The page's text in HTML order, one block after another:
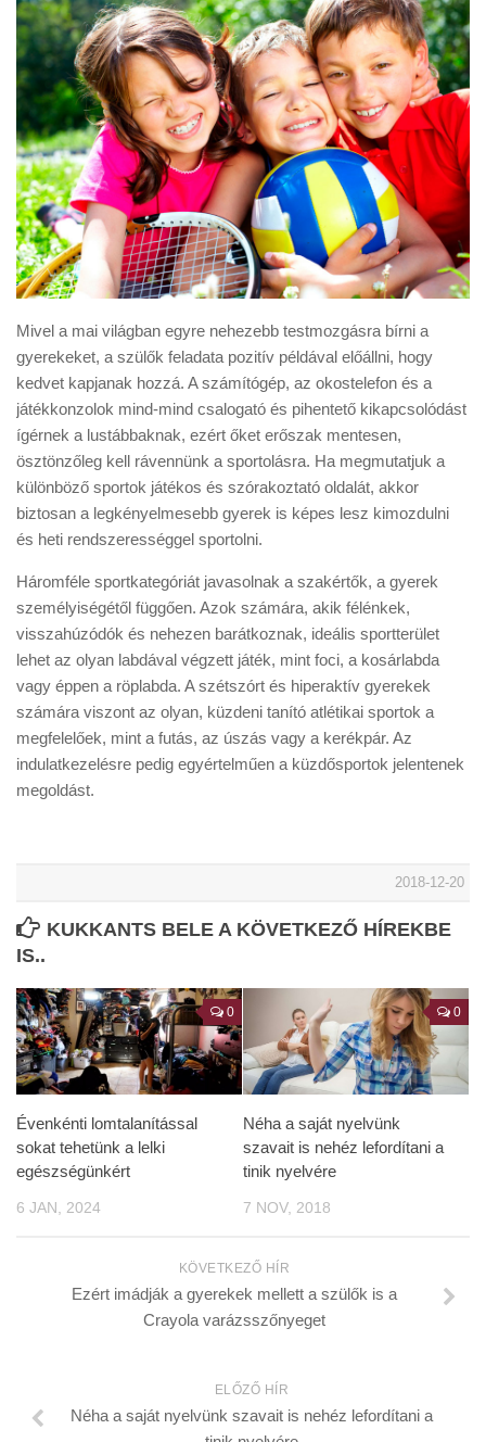
Mivel a mai világban egyre nehezebb testmozgásra bírni a
gyerekeket, a szülők feladata pozitív példával előállni, hogy
kedvet kapjanak hozzá. A számítógép, az okostelefon és a
játékkonzolok mind-mind csalogató és pihentető kikapcsolódást
ígérnek a lustábbaknak, ezért őket erőszak mentesen,
ösztönzőleg kell rávennünk a sportolásra. Ha megmutatjuk a
különböző sportok játékos és szórakoztató oldalát, akkor
biztosan a legkényelmesebb gyerek is képes lesz kimozdulni
és heti rendszerességgel sportolni.
Háromféle sportkategóriát javasolnak a szakértők, a gyerek
személyiségétől függően. Azok számára, akik félénkek,
visszahúzódók és nehezen barátkoznak, ideális sportterület
lehet az olyan labdával végzett játék, mint foci, a kosárlabda
vagy éppen a röplabda. A szétszórt és hiperaktív gyerekek
számára viszont az olyan, küzdeni tanító atlétikai sportok a
megfelelőek, mint a futás, az úszás vagy a kerékpár. Az
indulatkezelésre pedig egyértelműen a küzdősportok jelentenek
megoldást.
2018-12-20
KUKKANTS BELE A KÖVETKEZŐ HÍREKBE
IS..
0
Évenkénti lomtalanítással
sokat tehetünk a lelki
egészségünkért
6 JAN, 2024
0
Néha a saját nyelvünk
szavait is nehéz lefordítani a
tinik nyelvére
7 NOV, 2018
KÖVETKEZŐ HÍR
Ezért imádják a gyerekek mellett a szülők is a
Crayola varázsszőnyeget
ELŐZŐ HÍR
Néha a saját nyelvünk szavait is nehéz lefordítani a